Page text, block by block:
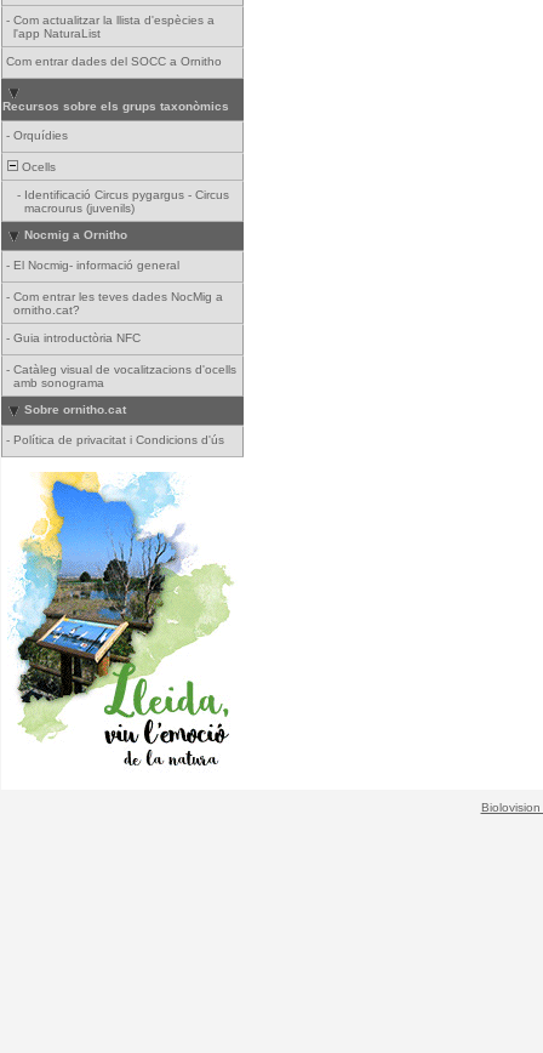
- Com actualitzar la llista d'espècies a
l'app NaturaList
Com entrar dades del SOCC a Ornitho
Recursos sobre els grups taxonòmics
- Orquídies
Ocells
- Identificació Circus pygargus - Circus
macrourus (juvenils)
Nocmig a Ornitho
- El Nocmig- informació general
- Com entrar les teves dades NocMig a
ornitho.cat?
- Guia introductòria NFC
- Catàleg visual de vocalitzacions d'ocells
amb sonograma
Sobre ornitho.cat
- Política de privacitat i Condicions d'ús
Biolovision